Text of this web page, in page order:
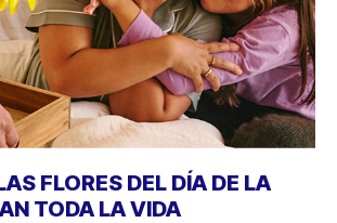
FLORES DEL DÍA DE LA
TODA LA VIDA